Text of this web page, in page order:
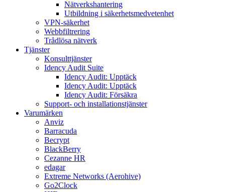
Nätverkshantering
Utbildning i säkerhetsmedvetenhet
VPN-säkerhet
Webbfiltrering
Trådlösa nätverk
Tjänster
Konsulttjänster
Idency Audit Suite
Idency Audit: Upptäck
Idency Audit: Upptäck
Idency Audit: Försäkra
Support- och installationstjänster
Varumärken
Anviz
Barracuda
Becrypt
BlackBerry
Cezanne HR
edagar
Extreme Networks (Aerohive)
Go2Clock